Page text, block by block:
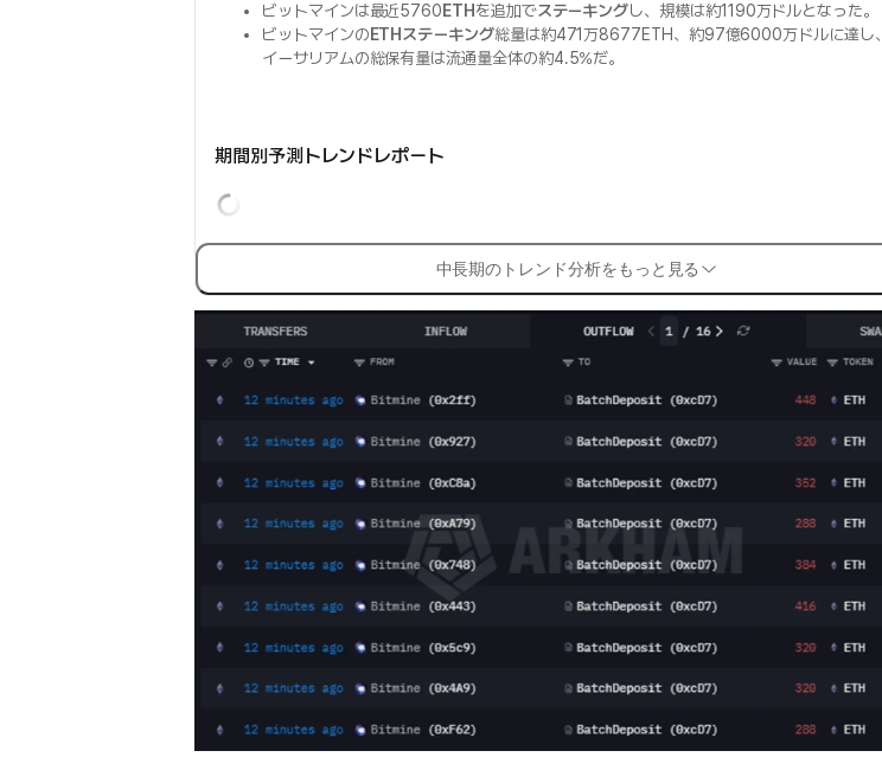
ビットマインは最近5760ETHを追加でステーキングし、規模は約1190万ドルとなった。
ビットマインのETHステーキング総量は約471万8677ETH、約97億6000万ドルに達し、
イーサリアムの総保有量は流通量全体の約4.5%だ。
期間別予測トレンドレポート
中長期のトレンド分析をもっと見る